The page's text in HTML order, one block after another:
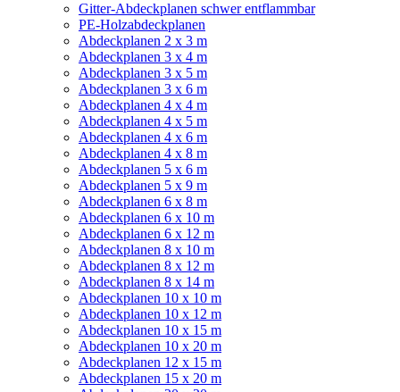
Gitter-Abdeckplanen schwer entflammbar
PE-Holzabdeckplanen
Abdeckplanen 2 x 3 m
Abdeckplanen 3 x 4 m
Abdeckplanen 3 x 5 m
Abdeckplanen 3 x 6 m
Abdeckplanen 4 x 4 m
Abdeckplanen 4 x 5 m
Abdeckplanen 4 x 6 m
Abdeckplanen 4 x 8 m
Abdeckplanen 5 x 6 m
Abdeckplanen 5 x 9 m
Abdeckplanen 6 x 8 m
Abdeckplanen 6 x 10 m
Abdeckplanen 6 x 12 m
Abdeckplanen 8 x 10 m
Abdeckplanen 8 x 12 m
Abdeckplanen 8 x 14 m
Abdeckplanen 10 x 10 m
Abdeckplanen 10 x 12 m
Abdeckplanen 10 x 15 m
Abdeckplanen 10 x 20 m
Abdeckplanen 12 x 15 m
Abdeckplanen 15 x 20 m